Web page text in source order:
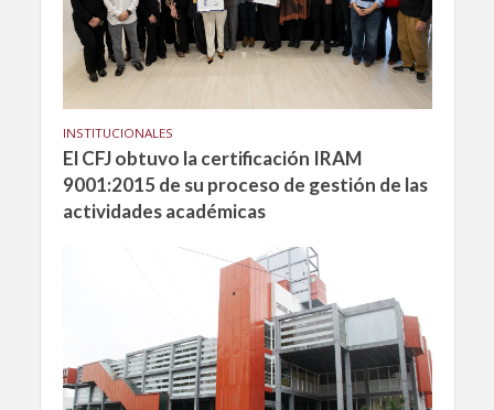
INSTITUCIONALES
El CFJ obtuvo la certificación IRAM
9001:2015 de su proceso de gestión de las
actividades académicas